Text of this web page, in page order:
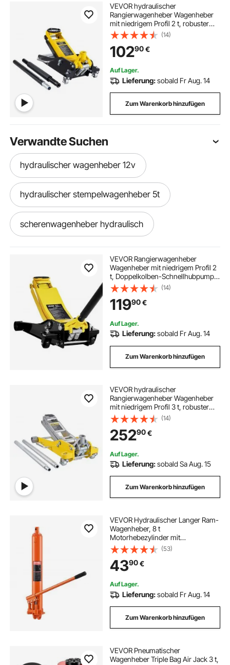
VEVOR hydraulischer
Rangierwagenheber Wagenheber
mit niedrigem Profil 2 t, robuster
hydraulischer Wagenheber aus
Aluminium hydraulischer
Wagenheber mit Doppelkolben-
Schnellhubpumpe, gelb
(14)
10290€
Auf Lager.
Lieferung:sobald Fr Aug. 14
Zum Warenkorb hinzufügen
Verwandte Suchen
hydraulischer wagenheber 12v
hydraulischer stempelwagenheber 5t
scherenwagenheber hydraulisch
kleiner hydraulischer heber
kfz heber hydraulisch hydraulischer heber
hydraulischer stempelwagenheber
stempelwagenheber hydraulisch
hydraulischer rangierwagenheber
rangierwagenheber hydraulisch
hydraulische rangierwagenheber
hydraulische presszange crimpzange
federspanner kfz hydraulisch
hydraulische manometer tester
VEVOR Rangierwagenheber
Wagenheber mit niedrigem Profil 2
t, Doppelkolben-Schnellhubpumpe,
75-505 mm Hubbereich,
hydraulische Wagenheber für
Sportwagen, Limousinen
Rennwagenheber
(14)
11990€
Auf Lager.
Lieferung:sobald Fr Aug. 14
Zum Warenkorb hinzufügen
VEVOR hydraulischer
Rangierwagenheber Wagenheber
mit niedrigem Profil 3 t, robuster
hydraulischer Wagenheber aus
Aluminium hydraulischer
Wagenheber mit Doppelkolben-
Schnellhubpumpe, gelb 93-465
mm
(14)
25290€
Auf Lager.
Lieferung:sobald Sa Aug. 15
Zum Warenkorb hinzufügen
VEVOR Hydraulischer Langer Ram-
Wagenheber, 8 t
Motorhebezylinder mit
Doppelkolbenpumpe & Gabelbasis,
Hydraulischer Auto-Flaschenheber
für Motorhebebühnen,
Garagen-/Ladenkrane, Bauernhof
usw.
(53)
4390€
Auf Lager.
Lieferung:sobald Fr Aug. 14
Zum Warenkorb hinzufügen
VEVOR Pneumatischer
Wagenheber Triple Bag Air Jack 3 t,